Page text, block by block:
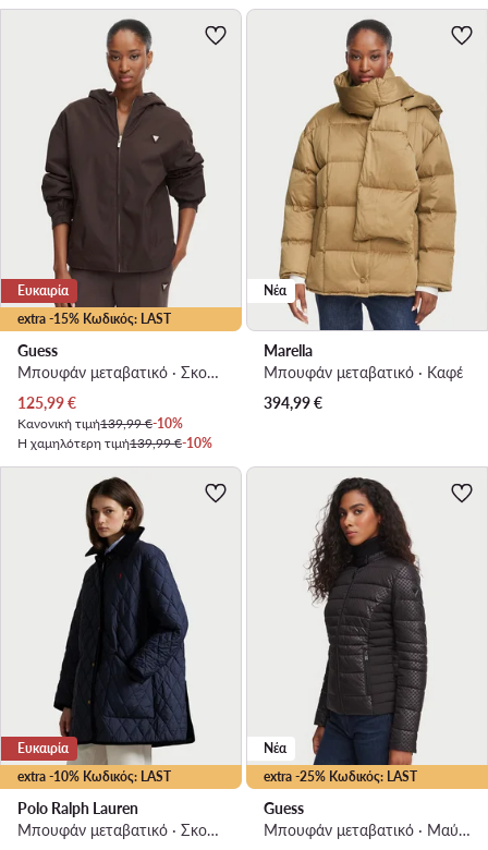
extra -15% Κωδικός: LAST
Ευκαιρία
Guess
Μπουφάν μεταβατικό · Σκούρο μπεζ
Τρέχουσα τιμή
125,99€
Κανονική τιμή139,99 €-10%
Η χαμηλότερη τιμή139,99 €-10%
Νέα
Marella
Μπουφάν μεταβατικό · Καφέ
394,99€
extra -10% Κωδικός: LAST
Ευκαιρία
Polo Ralph Lauren
Μπουφάν μεταβατικό · Σκούρο μπλε
extra -25% Κωδικός: LAST
Νέα
Guess
Μπουφάν μεταβατικό · Μαύρο